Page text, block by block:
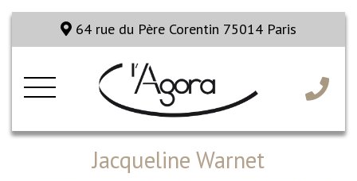
64 rue du Père Corentin 75014 Paris
Jacqueline Warnet